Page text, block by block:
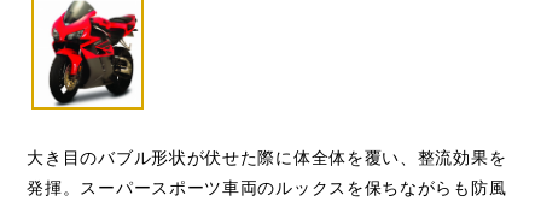
大き目のバブル形状が伏せた際に体全体を覆い、整流効果を
発揮。スーパースポーツ車両のルックスを保ちながらも防風